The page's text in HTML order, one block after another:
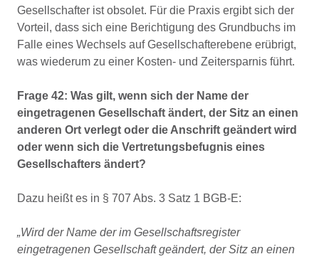
Gesellschafter ist obsolet. Für die Praxis ergibt sich der
Vorteil, dass sich eine Berichtigung des Grundbuchs im
Falle eines Wechsels auf Gesellschafterebene erübrigt,
was wiederum zu einer Kosten- und Zeitersparnis führt.
Frage 42: Was gilt, wenn sich der Name der
eingetragenen Gesellschaft ändert, der Sitz an einen
anderen Ort verlegt oder die Anschrift geändert wird
oder wenn sich die Vertretungsbefugnis eines
Gesellschafters ändert?
Dazu heißt es in § 707 Abs. 3 Satz 1 BGB-E:
„Wird der Name der im Gesellschaftsregister
eingetragenen Gesellschaft geändert, der Sitz an einen